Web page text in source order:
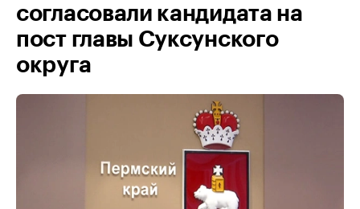
согласовали кандидата на
пост главы Суксунского
округа